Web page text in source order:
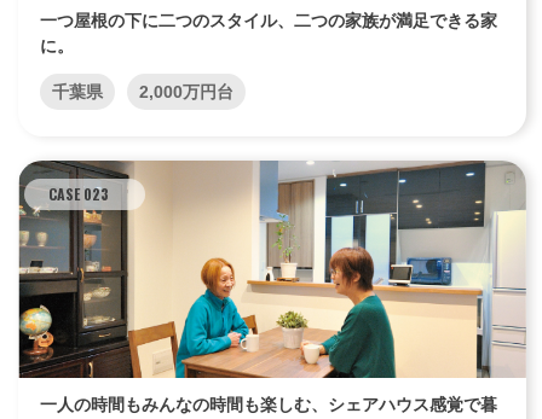
一つ屋根の下に二つのスタイル、二つの家族が満足できる家
に。
千葉県 2,000万円台
CASE 023
一人の時間もみんなの時間も楽しむ、シェアハウス感覚で暮